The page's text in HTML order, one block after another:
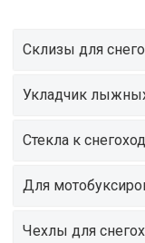
Склизы для
Укладчик
Стекла к
Для
Чехлы для